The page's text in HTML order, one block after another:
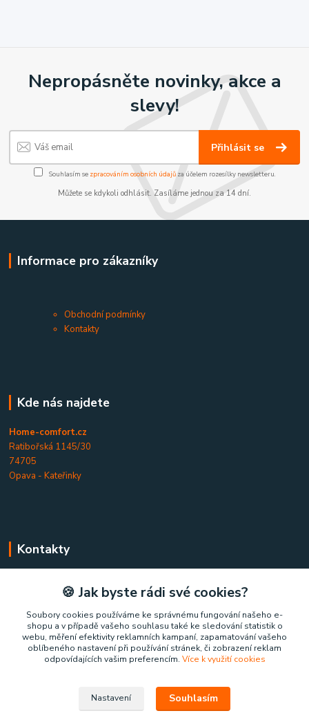
Nepropásněte novinky, akce a
slevy!
Přihlásit se
Souhlasím se zpracováním osobních údajůza účelem rozesílky newsletteru.
Můžete se kdykoli odhlásit. Zasíláme jednou za 14 dní.
Informace pro zákazníky
Obchodní podmínky
Kontakty
Kde nás najdete
Home-comfort.cz
Ratibořská 1145/30
74705
Opava - Kateřinky
Kontakty
+420 777 852 326
(Po-Pá, 9-17 hod.)
home-comfort@home-comfort.cz
🍪 Jak byste rádi své cookies?
Soubory cookies používáme ke správnému fungování našeho e-
shopu a v případě vašeho souhlasu také ke sledování statistik o
webu, měření efektivity reklamních kampaní, zapamatování vašeho
oblíbeného nastavení při používání stránek, či zobrazení reklam
odpovídajících vašim preferencím. Více k využití cookies
Nastavení Souhlasím